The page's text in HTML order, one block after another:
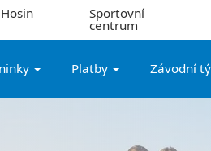
Sportovní
centrum
Platby Závodní